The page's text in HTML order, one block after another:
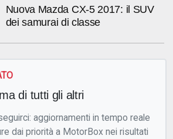
Nuova Mazda CX-5 2017: il SUV
dei samurai di classe
di tutti gli altri
aggiornamenti in tempo reale
dai priorità a MotorBox nei risultati